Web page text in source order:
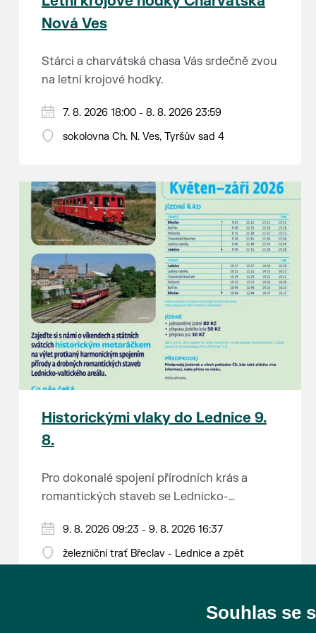
Nová Ves
Stárci a charvátská chasa Vás srdečně zvou
na letní krojové hodky.
PÁTEK 7. srpna
18:00 - ruční stavění máje
14:00 - krojový průvod pro stárky od
hostince “U Buvola”
16:00 - odpolední zábava na sokolovně
21:00 - večerní zábava
K tanci a poslechu bude hrát DH
Lanžhotčané.
Těšíme se na Vás!
7. 8. 2026 18:00 - 8. 8. 2026 23:59
sokolovna Ch. N. Ves, Tyršův sad 4
Historickými vlaky do Lednice 9.
8.
Pro dokonalé spojení přírodních krás a
romantických staveb se Lednicko-
Na výlet do této malebné krajiny na jihu
Moravy se vydejte stylově – historickým
Od 1. května do 28. září vás o víkendech a
svátcích mezi Břeclaví a Lednicí sveze
historický motoráček z 50. let minulého
15:11 hod. a z Lednice se vydá na zpáteční
9. 8. 2026 09:23 - 9. 8. 2026 16:37
železniční trať Břeclav - Lednice a zpět
Souhlas se